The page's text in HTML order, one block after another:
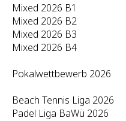
Mixed 2026 B1
Mixed 2026 B2
Mixed 2026 B3
Mixed 2026 B4
Pokalwettbewerb 2026
Beach Tennis Liga 2026
Padel Liga BaWü 2026